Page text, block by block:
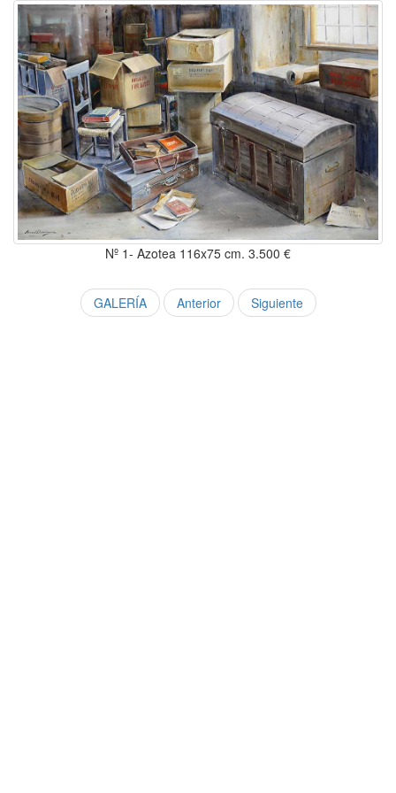
Nº 1- Azotea 116x75 cm. 3.500 €
GALERÍA Anterior Siguiente